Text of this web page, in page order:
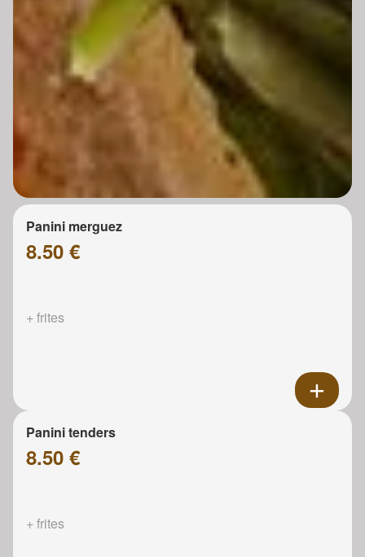
Panini merguez
8.50 €
+ frites
Panini tenders
8.50 €
+ frites